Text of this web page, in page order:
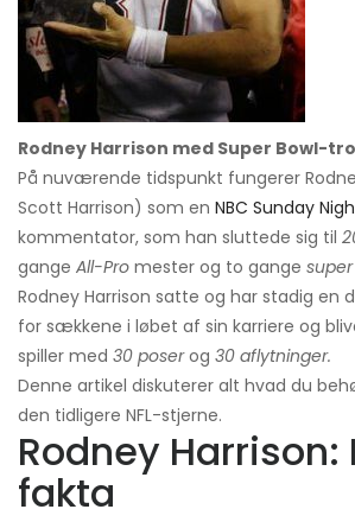
Rodney Harrison med Super Bowl-
På nuværende tidspunkt fungerer
Scott Harrison) som en NBC Sunday
kommentator, som han sluttede sig til
gange All-Pro mester og to gange
Rodney Harrison satte og har stadig en
for sækkene i løbet af sin karriere og
spiller med 30 poserog 30 aflytninger.
Denne artikel diskuterer alt hvad du
den tidligere NFL-stjerne.
Rodney Harrison:
fakta